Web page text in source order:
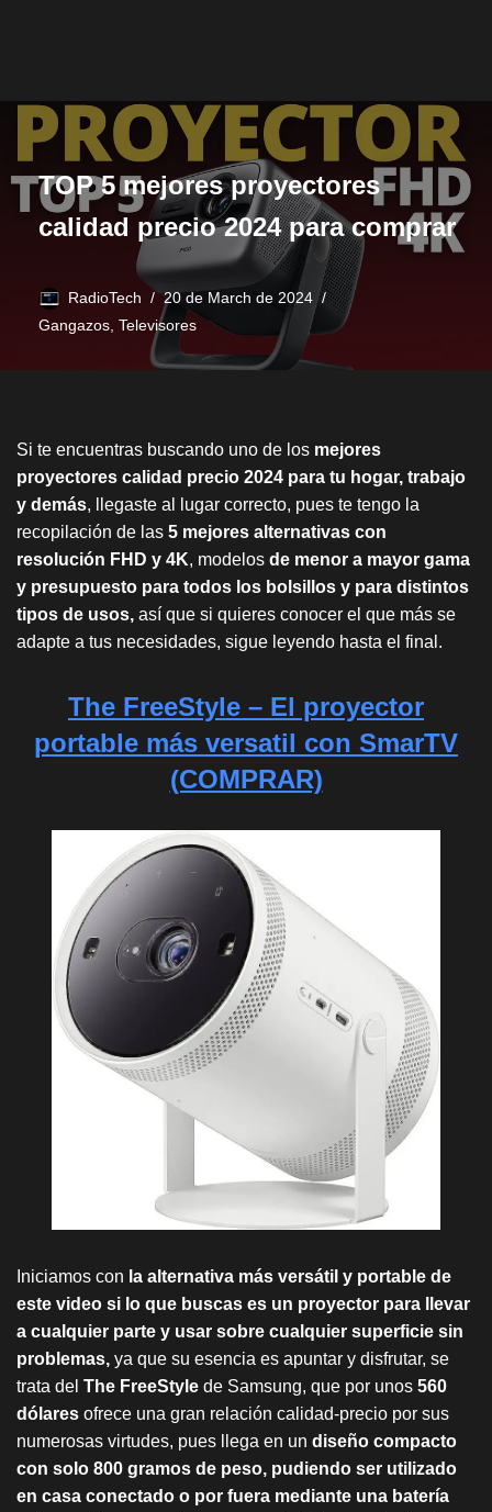
TOP 5 mejores proyectores
calidad precio 2024 para comprar
RadioTech
20 de March de 2024
Gangazos, Televisores
Si te encuentras buscando uno de los mejores
proyectores calidad precio 2024 para tu hogar, trabajo
y demás, llegaste al lugar correcto, pues te tengo la
recopilación de las 5 mejores alternativas con
resolución FHD y 4K, modelos de menor a mayor gama
y presupuesto para todos los bolsillos y para distintos
tipos de usos, así que si quieres conocer el que más se
adapte a tus necesidades, sigue leyendo hasta el final.
The FreeStyle – El proyector
portable más versatil con SmarTV
(COMPRAR)
Iniciamos con la alternativa más versátil y portable de
este video si lo que buscas es un proyector para llevar
a cualquier parte y usar sobre cualquier superficie sin
problemas, ya que su esencia es apuntar y disfrutar, se
trata del The FreeStyle de Samsung, que por unos 560
dólares ofrece una gran relación calidad-precio por sus
numerosas virtudes, pues llega en un diseño compacto
con solo 800 gramos de peso, pudiendo ser utilizado
en casa conectado o por fuera mediante una batería